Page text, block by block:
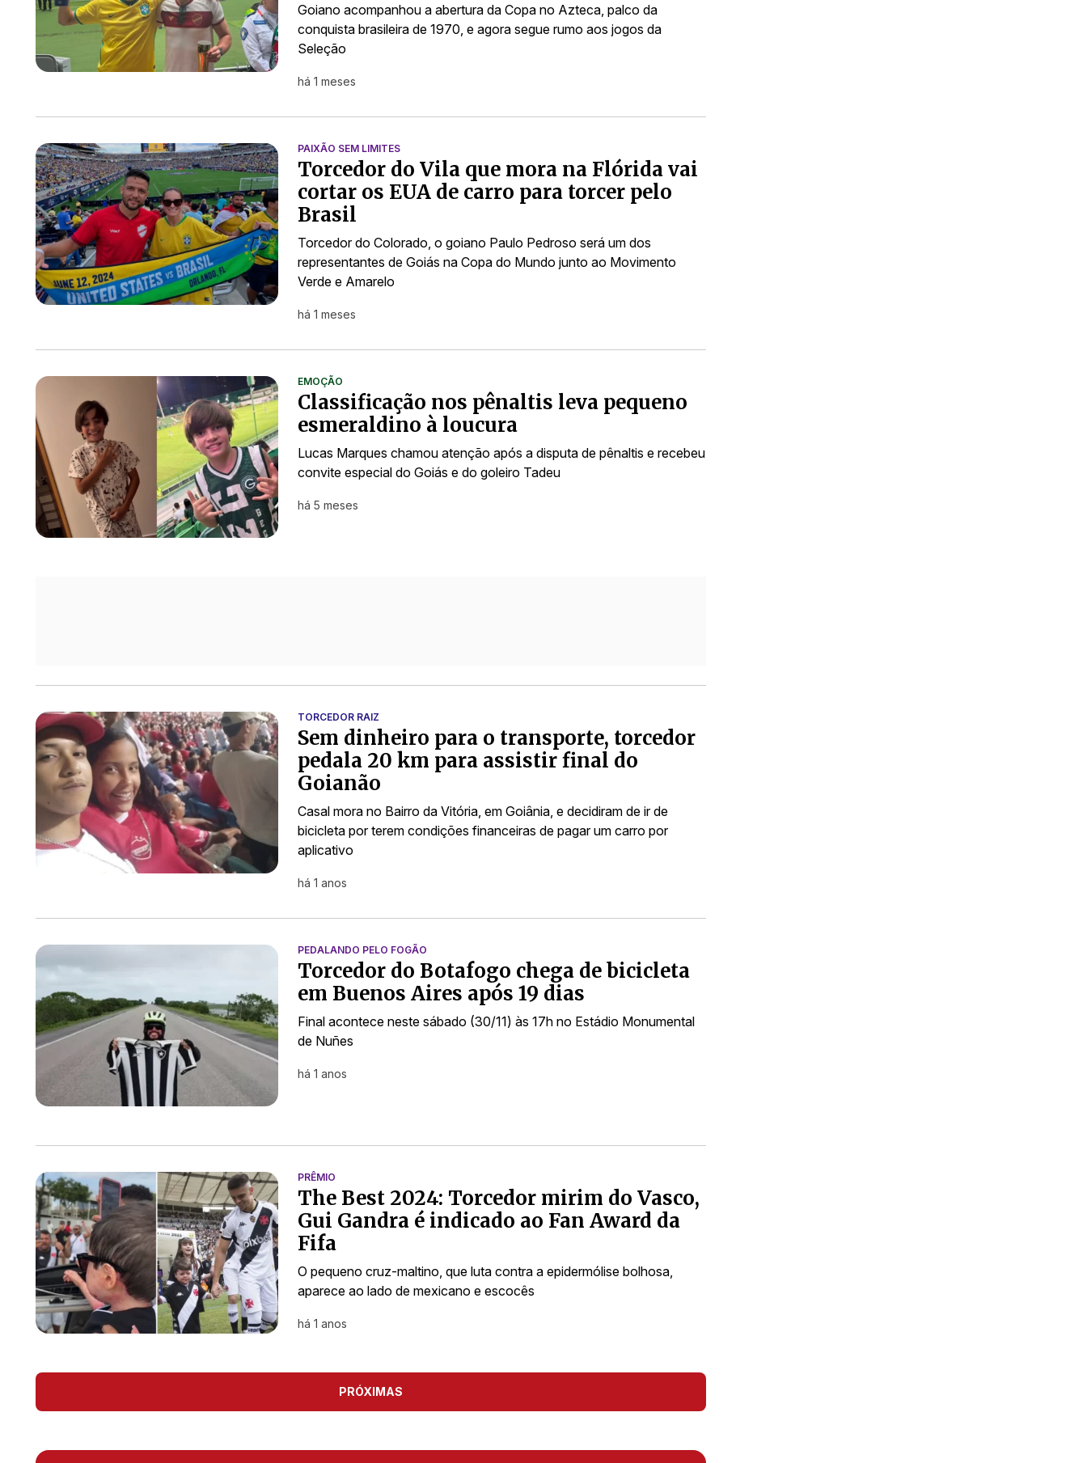
Goiano acompanhou a abertura da Copa no Azteca, palco da
conquista brasileira de 1970, e agora segue rumo aos jogos da
Seleção
há 1 meses
PAIXÃO SEM LIMITES
Torcedor do Vila que mora na Flórida vai
cortar os EUA de carro para torcer pelo
Brasil
Torcedor do Colorado, o goiano Paulo Pedroso será um dos
representantes de Goiás na Copa do Mundo junto ao Movimento
Verde e Amarelo
há 1 meses
EMOÇÃO
Classificação nos pênaltis leva pequeno
esmeraldino à loucura
Lucas Marques chamou atenção após a disputa de pênaltis e recebeu
convite especial do Goiás e do goleiro Tadeu
há 5 meses
TORCEDOR RAIZ
Sem dinheiro para o transporte, torcedor
pedala 20 km para assistir final do
Goianão
Casal mora no Bairro da Vitória, em Goiânia, e decidiram de ir de
bicicleta por terem condições financeiras de pagar um carro por
aplicativo
há 1 anos
PEDALANDO PELO FOGÃO
Torcedor do Botafogo chega de bicicleta
em Buenos Aires após 19 dias
Final acontece neste sábado (30/11) às 17h no Estádio Monumental
de Nuñes
há 1 anos
PRÊMIO
The Best 2024: Torcedor mirim do Vasco,
Gui Gandra é indicado ao Fan Award da
Fifa
O pequeno cruz-maltino, que luta contra a epidermólise bolhosa,
aparece ao lado de mexicano e escocês
há 1 anos
PRÓXIMAS